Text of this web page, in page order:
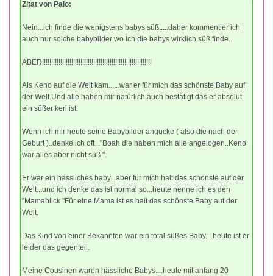
Zitat von Palo:
Nein...ich finde die wenigstens babys süß.....daher kommentier ich
auch nur solche babybilder wo ich die babys wirklich süß finde...
ABER!!!!!!!!!!!!!!!!!!!!!!!!!!!!!!!!!!!!!!!!!!!!!! !!!!!!!!!!!!!
Als Keno auf die Welt kam......war er für mich das schönste Baby auf
der Welt.Und alle haben mir natürlich auch bestätigt das er absolut
ein süßer kerl ist.
Wenn ich mir heute seine Babybilder angucke ( also die nach der
Geburt )..denke ich oft .."Boah die haben mich alle angelogen..Keno
war alles aber nicht süß ".
Er war ein hässliches baby...aber für mich halt das schönste auf der
Welt...und ich denke das ist normal so...heute nenne ich es den
"Mamablick "Für eine Mama ist es halt das schönste Baby auf der
Welt.
Das Kind von einer Bekannten war ein total süßes Baby....heute ist er
leider das gegenteil.
Meine Cousinen waren hässliche Babys....heute mit anfang 20